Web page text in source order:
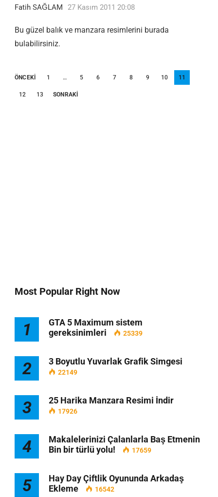
Fatih SAĞLAM 27 Kasım 2011 20:08
Bu güzel balık ve manzara resimlerini burada
bulabilirsiniz.
Yazı
sayfalandırması
ÖNCEKI 1 … 5 6 7 8 9 10 11
12 13 SONRAKI
Most Popular Right Now
1
GTA 5 Maximum sistem
gereksinimleri
25339
2 3 Boyutlu Yuvarlak Grafik Simgesi
22149
3 25 Harika Manzara Resimi İndir
17926
4
Makalelerinizi Çalanlarla Baş Etmenin
Bin bir türlü yolu!
17659
5
Hay Day Çiftlik Oyununda Arkadaş
Ekleme
16542